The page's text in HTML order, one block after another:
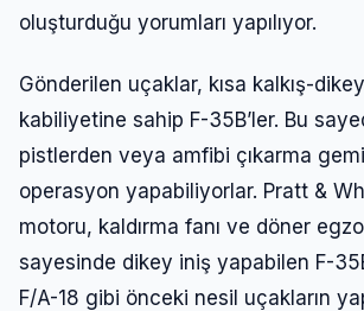
oluşturduğu yorumları yapılıyor.
Gönderilen uçaklar, kısa kalkış-
kabiliyetine sahip F-35B’ler. Bu
pistlerden veya amfibi çıkarma
operasyon yapabiliyorlar. Pratt &
motoru, kaldırma fanı ve döner
sayesinde dikey iniş yapabilen F-
F/A-18 gibi önceki nesil uçakların